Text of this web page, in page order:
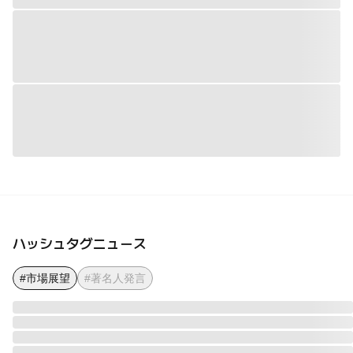
ハッシュタグニュース
#市場展望 #著名人発言